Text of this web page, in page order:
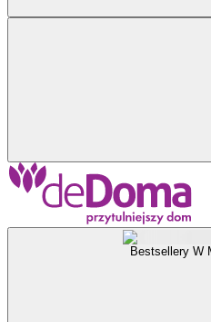
Bestsellery W